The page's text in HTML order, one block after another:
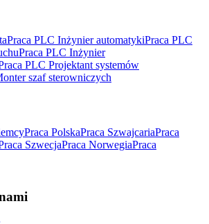
Praca PLC Inżynier automatykiPraca PLC
Praca PLC Inżynier
PLC Projektant systemów
szaf sterowniczych
Praca PolskaPraca SzwajcariaPraca
SzwecjaPraca NorwegiaPraca